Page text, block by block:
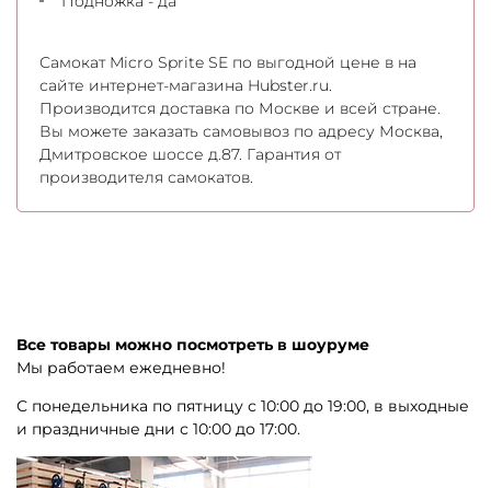
Самокат Micro Sprite SE по выгодной цене в на
сайте интернет-магазина Hubster.ru.
Производится доставка по Москве и всей стране.
Вы можете заказать самовывоз по адресу Москва,
Дмитровское шоссе д.87. Гарантия от
производителя самокатов.
Все товары можно посмотреть в шоуруме
Мы работаем ежедневно!
С понедельника по пятницу с 10:00 до 19:00, в выходные
и праздничные дни с 10:00 до 17:00.